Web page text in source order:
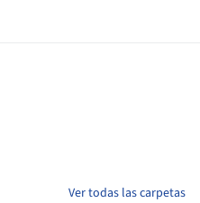
Ver todas las carpetas